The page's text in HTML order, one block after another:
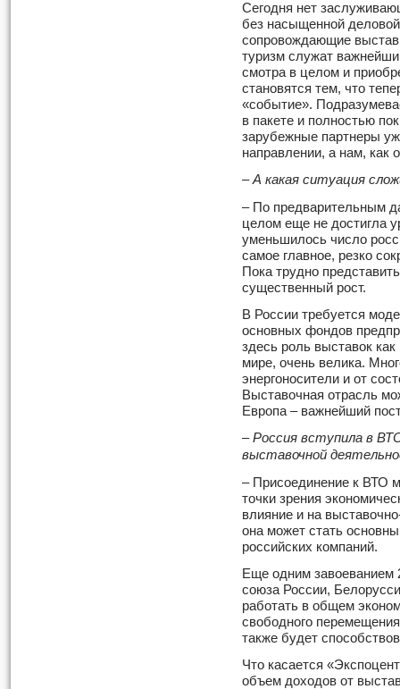
Сегодня нет
без насыщенной
сопровождающие
туризм служат
смотра в целом и
становятся тем, что
«событие».
в пакете и полностью
зарубежные партнеры
направлении, а нам, как
– А какая ситуация
– По предварительным
целом еще не достигла
уменьшилось число
самое главное, резко
Пока трудно
существенный рост.
В России требуется
основных фондов
здесь роль выставок как
мире, очень велика.
энергоносители и от
Выставочная отрасль
Европа – важнейший
– Россия вступила в
выставочной
– Присоединение к ВТО
точки зрения
влияние и на
она может стать
российских компаний.
Еще одним завоеванием
союза России,
работать в общем
свободного
также будет
Что касается
объем доходов от